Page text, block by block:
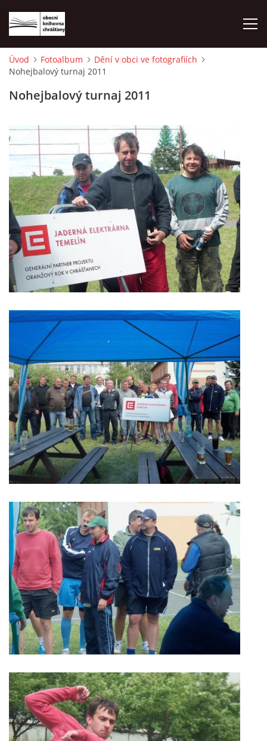
ÚVOD
VÝPŮJČNÍ DOBA
KONTAKTY
ON-LINE KATALOG
WEBOVÁ KAMERA
VIDEA Z DRONU
STREET ART
"KNIHOBUDKY"
ČASOSBĚRY - CHRÁŠŤANY
PROJEKT FLYNN "KNIHOVNA" CARSEN
E-KNIHY DO KAŽDÉ KNIHOVNY
GRANTY A DOTACE
MOBILNÍ APLIKACE
FREE WIFI
VÝZNAČNÍ RODÁCI
FOTOALBUM
PODĚKOVÁNÍ
NAPSALI O NÁS....
Úvod Fotoalbum
Dění v obci ve fotografiích
Nohejbalový turnaj 2011
Nohejbalový turnaj 2011